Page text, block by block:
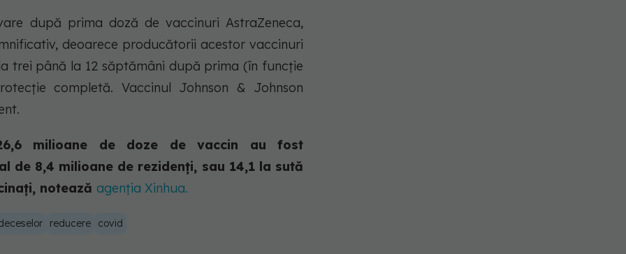
după prima doză de vaccinuri AstraZeneca,
deoarece producătorii acestor vaccinuri
trei până la 12 săptămâni după prima (în funcție
completă. Vaccinul Johnson & Johnson
milioane de doze de vaccin au fost
de 8,4 milioane de rezidenți, sau 14,1 la sută
notează agenția Xinhua.
reducere covid